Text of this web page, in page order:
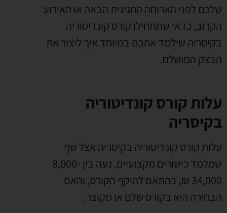
שלכם לפני הארוחה החגיגית הבאה או האירוע
הקרוב, כדאי שתתחילו קורס קונדיטוריה
בקיסריה שילמד אתכם במיוחד איך ליצור את
הבצק המושלם.
עלות קורס קונדיטוריה
בקיסריה
עלות קורס קונדיטוריה בקיסריה אצל שף
שמלמד כישורים מקצועיים, נעה בין 8,000-
34,000 ₪,
בהתאם להיקף הקורס, והאם
הבחירה היא בקורס שלם או מקוצר.